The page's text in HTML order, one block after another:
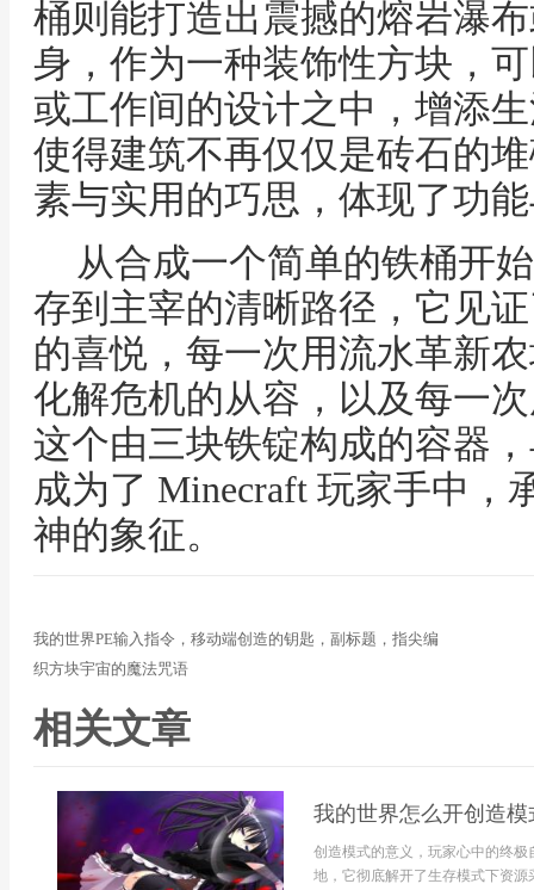
桶则能打造出震撼的熔岩瀑
身，作为一种装饰性方块，
或工作间的设计之中，增添
使得建筑不再仅仅是砖石的
素与实用的巧思，体现了功
从合成一个简单的铁桶开
存到主宰的清晰路径，它见
的喜悦，每一次用流水革新
化解危机的从容，以及每一
这个由三块铁锭构成的容器
成为了 Minecraft 玩家手中，
神的象征。
我的世界PE输入指令，移动端创造的钥匙，副标题，指尖编
织方块宇宙的魔法咒语
相关文章
我的世界怎么开创造
创造模式的意义，玩家心中的终
地，它彻底解开了生存模式下资